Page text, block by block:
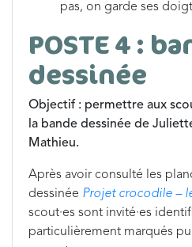
pas, on garde ses
POSTE 4 :
dessinée
Objectif : permettre aux
la bande dessinée de
Mathieu.
Après avoir consulté les
dessinée Projet crocodile –
scout·es sont invité·es
particulièrement marqués